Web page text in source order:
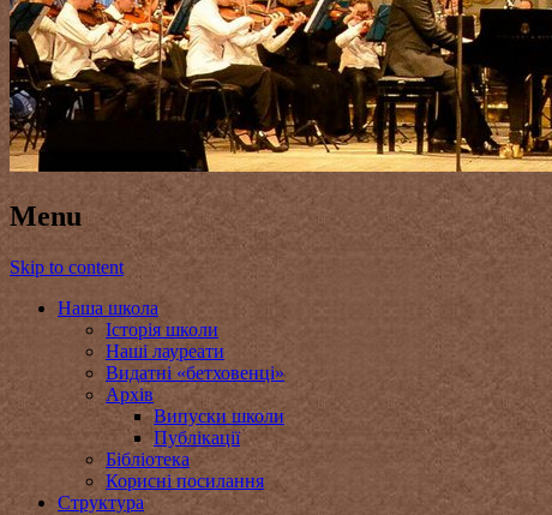
Menu
Skip to content
Наша школа
Історія школи
Наші лауреати
Видатні «бетховенці»
Архів
Випуски школи
Публікації
Бібліотека
Корисні посилання
Структура